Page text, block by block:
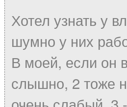
Хотел узнать у
шумно у них
В моей, если он
слышно, 2 тоже